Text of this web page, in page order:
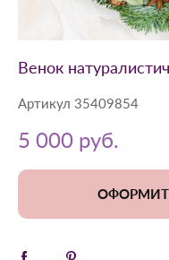
Венок
Артикул 35409854
5 000 pуб.